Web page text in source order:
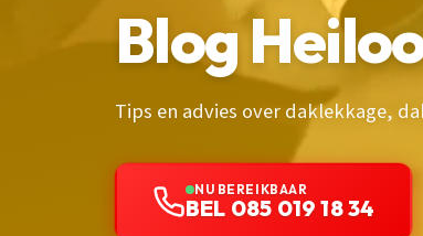
Blog
Tips en advies over daklekkage,
NU BEREIKBAAR
BEL 085 019 18 34